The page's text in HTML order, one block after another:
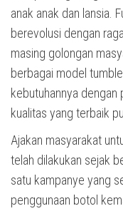
anak anak dan lansia.
berevolusi dengan
masing golongan
berbagai model
kebutuhannya dengan
kualitas yang terbaik
Ajakan masyarakat
telah dilakukan sejak
satu kampanye yang
penggunaan botol